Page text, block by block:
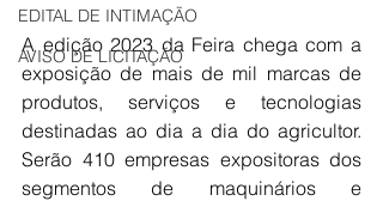
EDITAL DE INTIMAÇÃO
AVISO DE LICITAÇÃO
A edição 2023 da Feira chega com a
exposição de mais de mil marcas de
produtos, serviços e tecnologias
destinadas ao dia a dia do agricultor.
Serão 410 empresas expositoras dos
segmentos de maquinários e